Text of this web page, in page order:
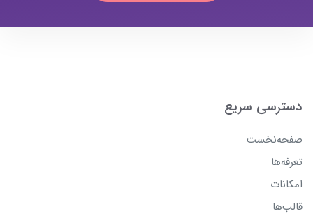
دسترسی سریع
صفحه‌نخست
تعرفه‌ها
امکانات
قالب‌ها